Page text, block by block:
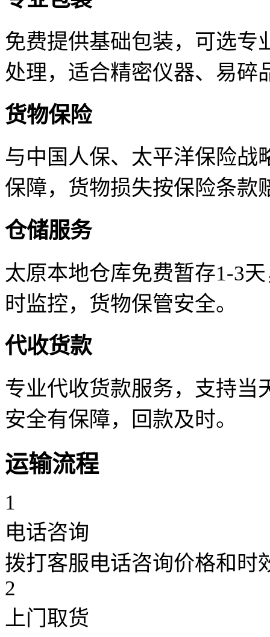
免费提供基础包装，可选专
处理，适合精密仪器、易碎
货物保险
与中国人保、太平洋保险战
保障，货物损失按保险条款
仓储服务
太原本地仓库免费暂存1-3
时监控，货物保管安全。
代收货款
专业代收货款服务，支持当
安全有保障，回款及时。
运输流程
1
电话咨询
拨打客服电话咨询价格和时
2
上门取货